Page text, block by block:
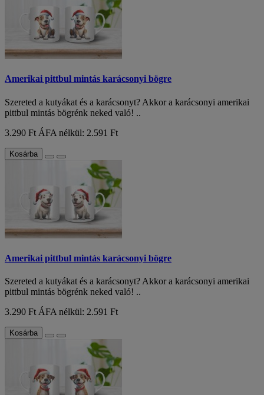
Amerikai pittbul mintás karácsonyi bögre
Szereted a kutyákat és a karácsonyt? Akkor a karácsonyi amerikai
pittbul mintás bögrénk neked való! ..
3.290 Ft ÁFA nélkül: 2.591 Ft
Kosárba
Amerikai pittbul mintás karácsonyi bögre
Szereted a kutyákat és a karácsonyt? Akkor a karácsonyi amerikai
pittbul mintás bögrénk neked való! ..
3.290 Ft ÁFA nélkül: 2.591 Ft
Kosárba